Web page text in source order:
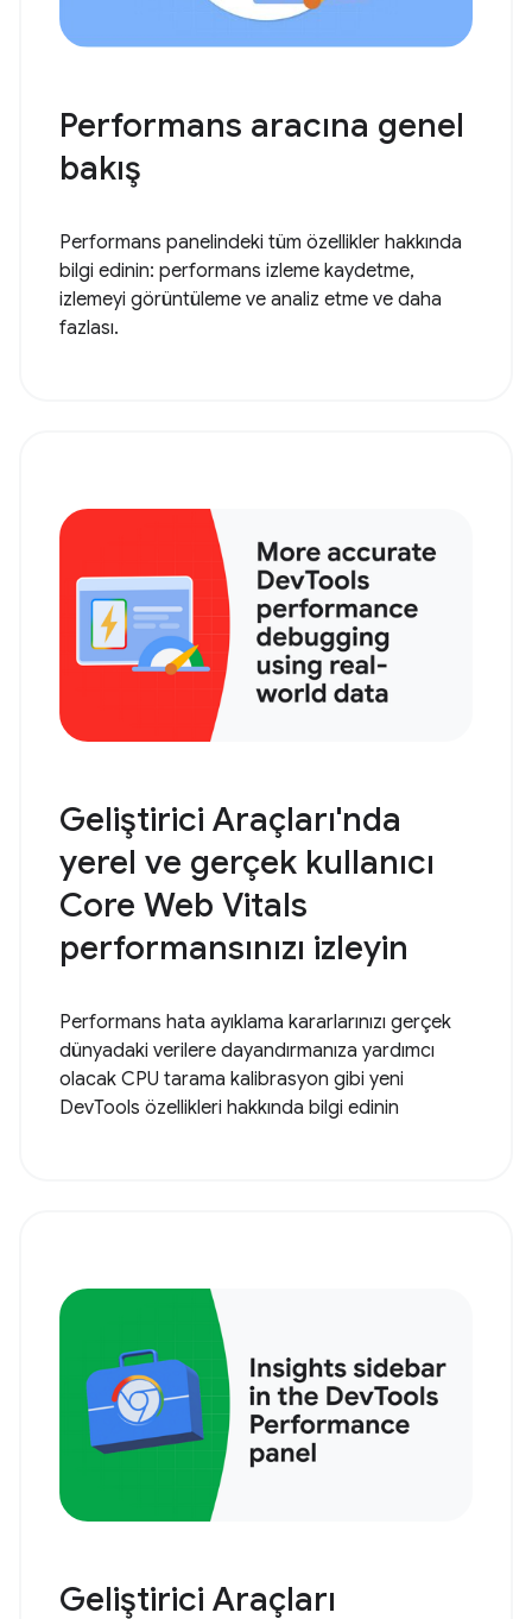
Performans aracına genel
bakış
Performans panelindeki tüm özellikler hakkında
bilgi edinin: performans izleme kaydetme,
izlemeyi görüntüleme ve analiz etme ve daha
fazlası.
Geliştirici Araçları'nda
yerel ve gerçek kullanıcı
Core Web Vitals
performansınızı izleyin
Performans hata ayıklama kararlarınızı gerçek
dünyadaki verilere dayandırmanıza yardımcı
olacak CPU tarama kalibrasyon gibi yeni
DevTools özellikleri hakkında bilgi edinin
Geliştirici Araçları